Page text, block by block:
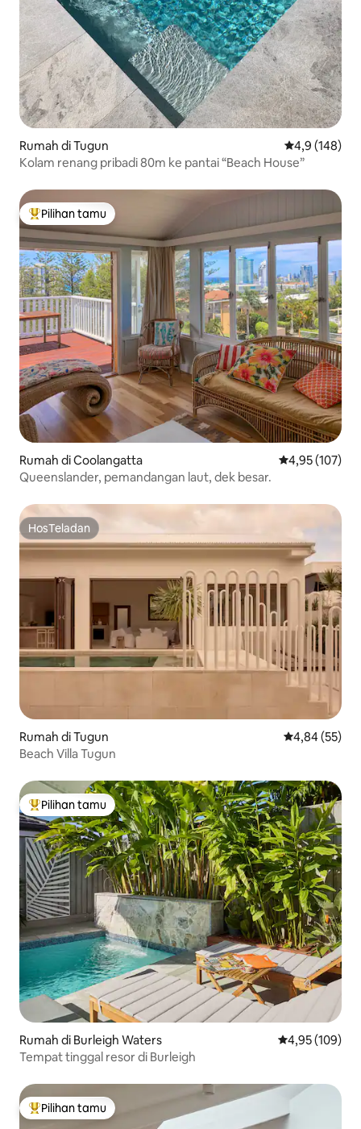
Rumah di Tugun Nilai rata-rata
4,9 (148)
Kolam renang pribadi 80m ke pantai “Beach House”
Pilihan tamu terpopuler
Pilihan tamu
Rumah di Coolangatta Nilai rata-rata
4,95 (107)
Queenslander, pemandangan laut, dek besar.
HosTeladan
HosTeladan
Rumah di Tugun Nilai rata-rata
4,84 (55)
Beach Villa Tugun
Pilihan tamu terpopuler
Pilihan tamu
Rumah di Burleigh Waters Nilai rata-rata
4,95 (109)
Tempat tinggal resor di Burleigh
Pilihan tamu terpopuler
Pilihan tamu